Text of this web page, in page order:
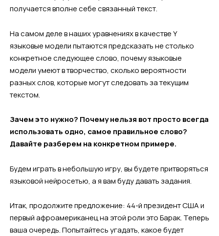
получается вполне себе связанный текст.
На самом деле в наших уравнениях в качестве Y
языковые модели пытаются предсказать не столько
конкретное следующее слово, почему языковые
модели умеют в творчество, сколько вероятности
разных слов, которые могут следовать за текущим
текстом.
Зачем это нужно? Почему нельзя вот просто всегда
использовать одно, самое правильное слово?
Давайте разберем на конкретном примере.
Будем играть в небольшую игру, вы будете притворяться
языковой нейросетью, а я вам буду давать задания.
Итак, продолжите предложение: 44-й президент США и
первый афроамериканец на этой роли это Барак. Теперь
ваша очередь. Попытайтесь угадать, какое будет